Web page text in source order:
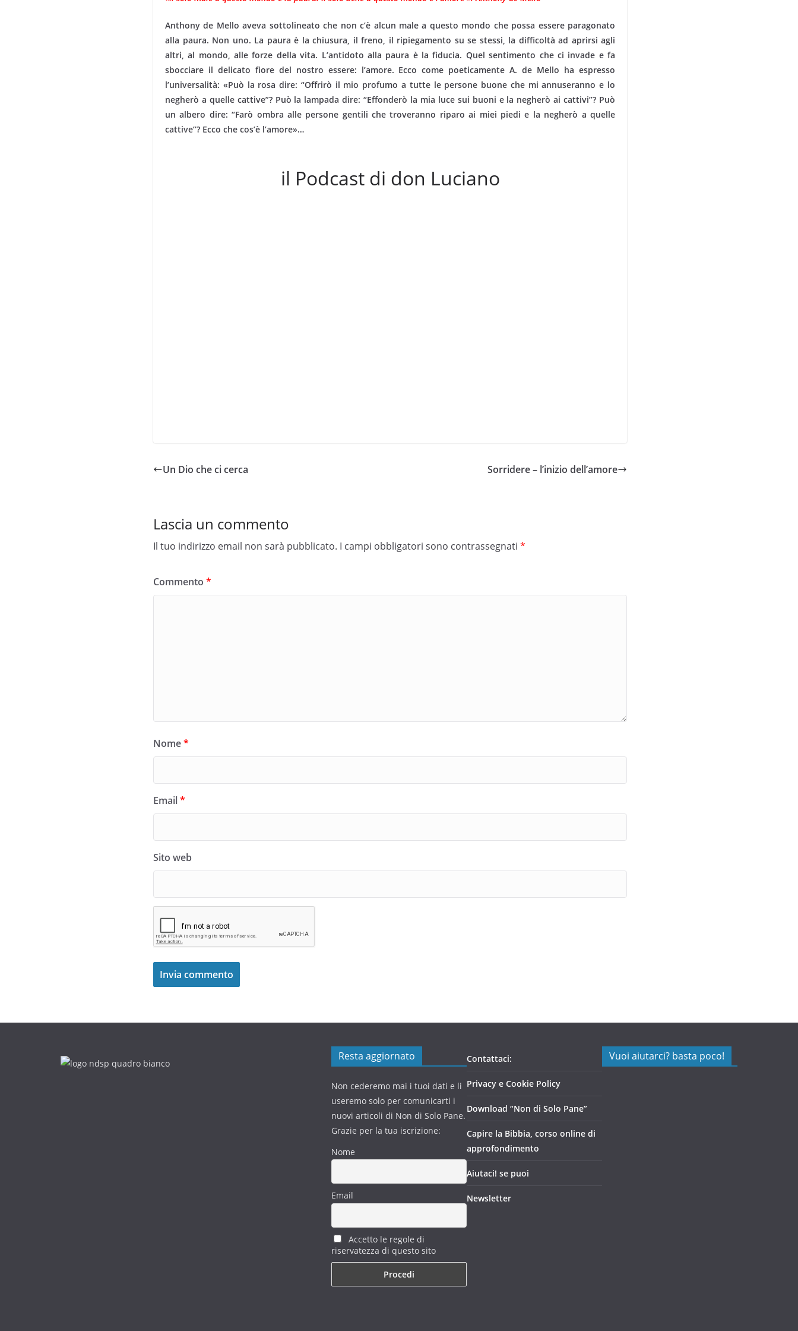
Anthony de Mello aveva sottolineato che non c’è alcun male a questo mondo che possa essere para­gonato
alla paura. Non uno. La paura è la chiusura, il freno, il ripiegamento su se stessi, la difficoltà ad aprirsi agli
altri, al mondo, alle forze della vita. L’antidoto alla paura è la fiducia. Quel sentimento che ci invade e fa
sbocciare il delicato fiore del no­stro essere: l’amore. Ecco come poeticamente A. de Mello ha espresso
l’universalità: «Può la rosa dire: “Offrirò il mio profumo a tutte le persone buone che mi annuseranno e lo
negherò a quelle cattive”? Può la lampada dire: “Effonderò la mia luce sui buoni e la negherò ai cattivi”? Può
un albero dire: “Farò ombra alle persone gentili che troveranno riparo ai miei piedi e la negherò a quelle
cattive”? Ecco che cos’è l’amore»…
il Podcast di don Luciano
Un Dio che ci cerca Sorridere – l’inizio dell’amore
Lascia un commento
Il tuo indirizzo email non sarà pubblicato. I campi obbligatori sono contrassegnati *
Commento *
Nome*
Email*
Sito web
Resta aggiornato
Non cederemo mai i tuoi dati e li
useremo solo per comunicarti i
nuovi articoli di Non di Solo Pane.
Grazie per la tua iscrizione:
Nome
Email
Accetto le regole di
riservatezza di questo sito
Contattaci:
Privacy e Cookie Policy
Download “Non di Solo Pane”
Capire la Bibbia, corso online di
approfondimento
Aiutaci! se puoi
Newsletter
Vuoi aiutarci? basta poco!